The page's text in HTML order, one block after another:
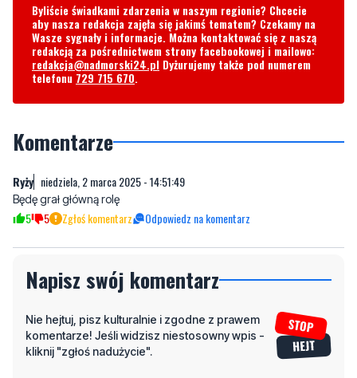
Byliście świadkami zdarzenia w naszym regionie? Chcecie
aby nasza redakcja zajęła się jakimś tematem? Czekamy na
Wasze sygnały i informacje. Można kontaktować się z naszą
redakcją za pośrednictwem strony facebookowej i mailowo:
redakcja@nadmorski24.pl Dyżurujemy także pod numerem
telefonu 729 715 670.
Komentarze
Ryży niedziela, 2 marca 2025 - 14:51:49
Będę grał główną rolę
5 5 Zgłoś komentarz Odpowiedz na komentarz
Napisz swój komentarz
Nie hejtuj, pisz kulturalnie i zgodne z prawem
komentarze! Jeśli widzisz niestosowny wpis -
kliknij "zgłoś nadużycie".